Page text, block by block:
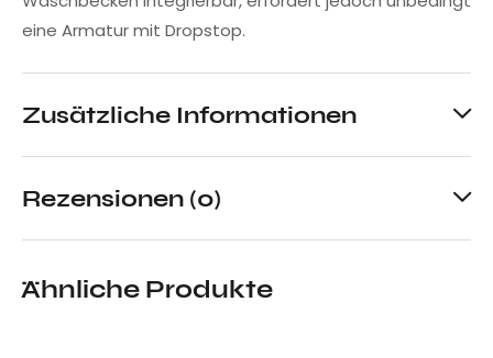
eine Armatur mit Dropstop.
Zusätzliche Informationen
Rezensionen (0)
Ähnliche Produkte